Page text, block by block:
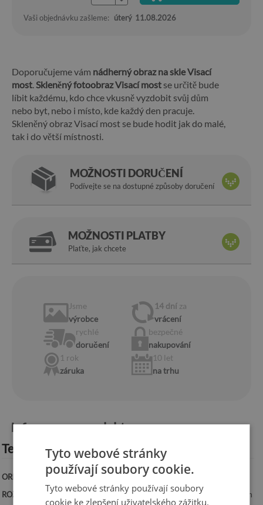
Vaši objednávku zašleme: úterý 11.08.2026
Doporučujeme vám nádherný obraz na skle Visací
most.Skleněný fotoobraz Visací most se určitě bude
líbit každému, kdo chce vkusně vyzdobit svůj dům
nebo byt, nebo i místo, kde každý den pracuje.
Skleněný obraz Visací most se bude hodit jak do malé,
tak i do větší místnosti.
MOŽNOSTI DORUČENÍ
Podívejte se na dostupné způsoby doručení
MOŽNOSTI PLATBY
Plaťte, jak chcete
Jsme
výrobce
14 dní za
vrácení
rychlé
doručení
bezpečné
nakupování
1 rok
záruka
10 let
na trhu
Informace o produktu:
Technická specifikace:
ORIENTACE:Svislá
ROZMĚRY:
50x100 cm, 50x125 cm, 70x100 cm, 60x120 cm, 70x140 cm
Tyto webové stránky
používají soubory cookie.
Tyto webové stránky používají soubory
cookie ke zlepšení uživatelského zážitku.